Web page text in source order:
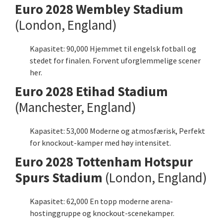
Euro 2028 Wembley Stadium
(London, England)
Kapasitet: 90,000 Hjemmet til engelsk fotball og
stedet for finalen. Forvent uforglemmelige scener
her.
Euro 2028 Etihad Stadium
(Manchester, England)
Kapasitet: 53,000 Moderne og atmosfærisk, Perfekt
for knockout-kamper med høy intensitet.
Euro 2028 Tottenham Hotspur
Spurs Stadium (London, England)
Kapasitet: 62,000 En topp moderne arena-
hostinggruppe og knockout-scenekamper.